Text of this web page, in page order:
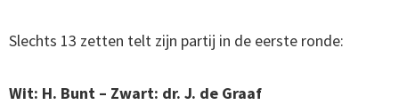
Slechts 13 zetten telt zijn partij in de eerste ronde:
Wit: H. Bunt – Zwart: dr. J. de Graaf